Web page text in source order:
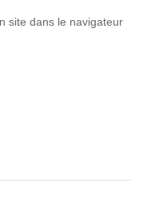
site dans le navigateur